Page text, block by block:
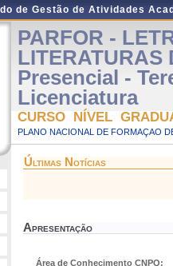
de Gestão de Atividades
PARFOR -
LITERATURAS
Presencial -
Licenciatura
CURSO NÍVEL
PLANO NACIONAL DE FORMAÇAO
Últimas Notícias
Apresentação
Área de Conhecimento CNPQ: